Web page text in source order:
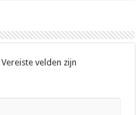
Vereiste velden zijn